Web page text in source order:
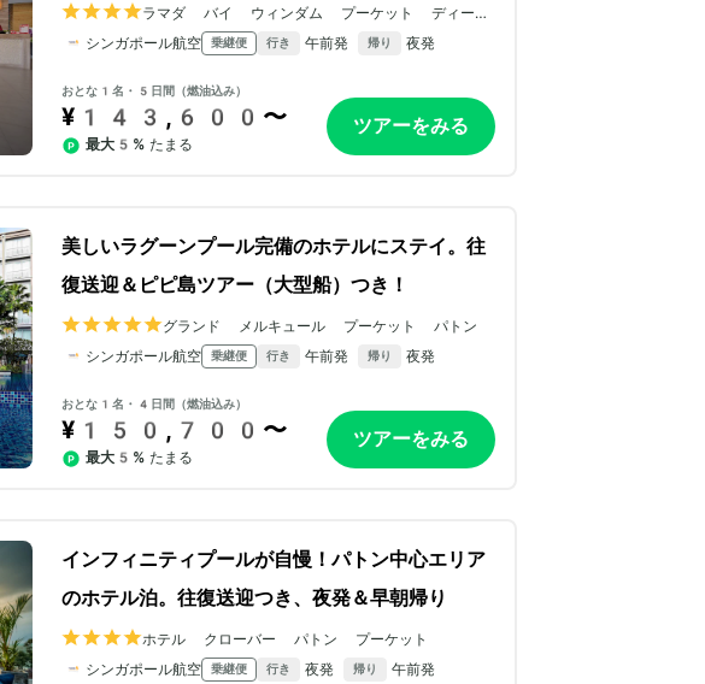
ラマダ バイ ウィンダム プーケット ディーバ
ナ パトン
シンガポール航空 乗継便 行き 午前発 帰り 夜発
おとな1名・5日間（燃油込み）
¥143,600〜
最大5% たまる
ツアーをみる
美しいラグーンプール完備のホテルにステイ。往
復送迎＆ピピ島ツアー（大型船）つき！
グランド メルキュール プーケット パトン
シンガポール航空
乗継便 行き 午前発 帰り 夜発
おとな1名・4日間（燃油込み）
¥150,700〜
最大5% たまる
ツアーをみる
インフィニティプールが自慢！パトン中心エリア
のホテル泊。往復送迎つき、夜発＆早朝帰り
ホテル クローバー パトン プーケット
シンガポール航空
乗継便 行き 夜発 帰り 午前発